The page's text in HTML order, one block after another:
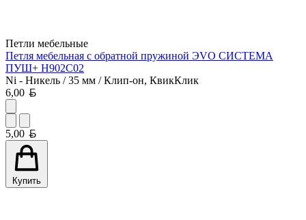
Петли мебельные
Петля мебельная с обратной пружиной ЭVO СИСТЕМА
ПУШ+ H902C02
Ni - Никель / 35 мм / Клип-он, КвикКлик
6,00
5,00
Купить